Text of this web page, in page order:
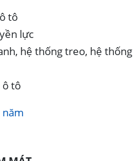
tô
lực
hệ thống treo, hệ thống
ô tô
năm